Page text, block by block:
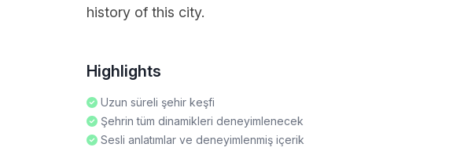
history of this city.
Highlights
Uzun süreli şehir keşfi
Şehrin tüm dinamikleri deneyimlenecek
Sesli anlatımlar ve deneyimlenmiş içerik